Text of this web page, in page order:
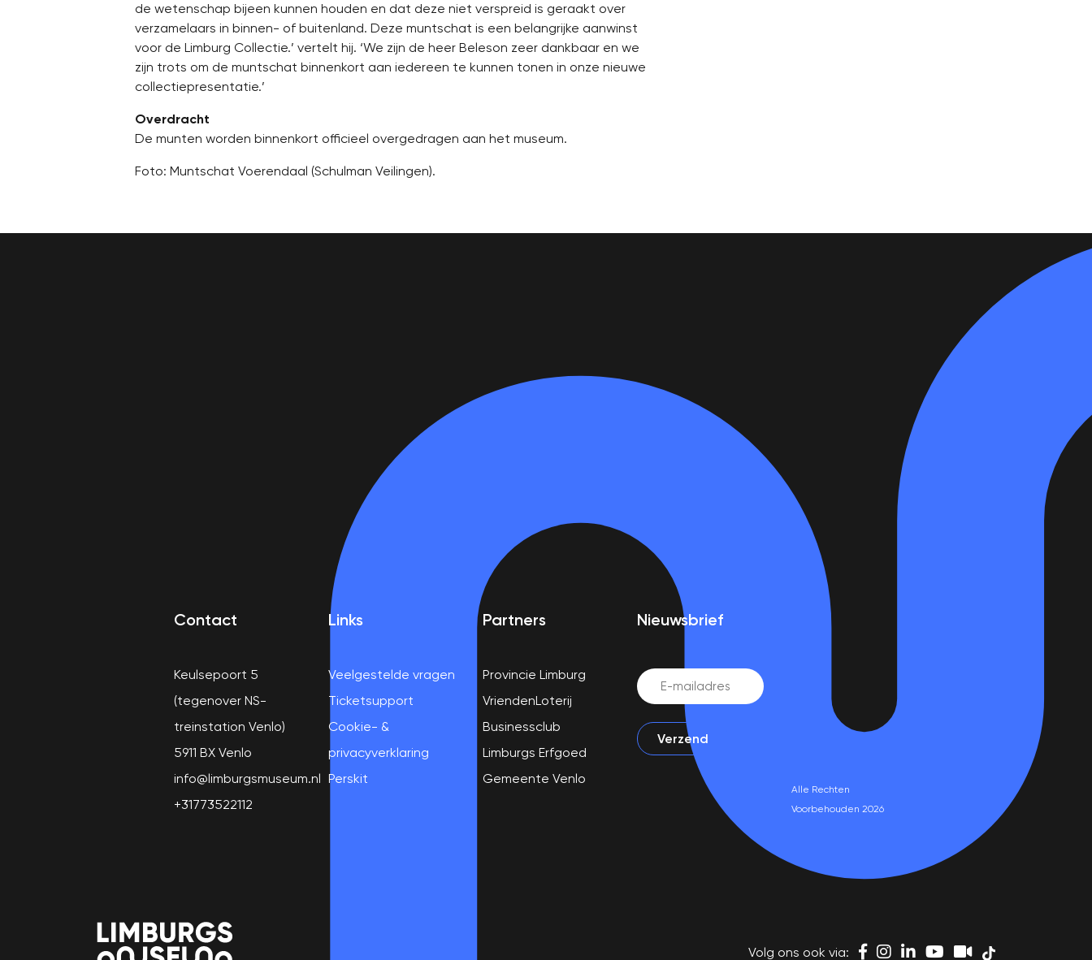
de wetenschap bijeen kunnen houden en dat deze niet verspreid is geraakt over
verzamelaars in binnen- of buitenland. Deze muntschat is een belangrijke aanwinst
voor de Limburg Collectie.’ vertelt hij. ‘We zijn de heer Beleson zeer dankbaar en we
zijn trots om de muntschat binnenkort aan iedereen te kunnen tonen in onze nieuwe
collectiepresentatie.’
Overdracht
De munten worden binnenkort officieel overgedragen aan het museum.
Foto: Muntschat Voerendaal (Schulman Veilingen).
Contact
Keulsepoort 5
(tegenover NS-
treinstation Venlo)
5911 BX Venlo
info@limburgsmuseum.nl
+31773522112
Links
Veelgestelde vragen
Ticketsupport
Cookie- &
privacyverklaring
Perskit
Partners
Provincie Limburg
VriendenLoterij
Businessclub
Limburgs Erfgoed
Gemeente Venlo
Nieuwsbrief
Email
(Vereist)
Alle Rechten
Voorbehouden 2026
Volg ons ook via: